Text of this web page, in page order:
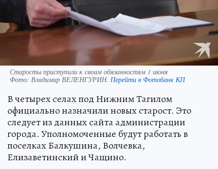
Старосты приступили к своим обязанностям 1 июня
Фото: Владимир ВЕЛЕНГУРИН. Перейти в Фотобанк КП
В четырех селах под Нижним Тагилом
официально назначили новых старост. Это
следует из данных сайта администрации
города. Уполномоченные будут работать в
поселках Балкушина, Волчевка,
Елизаветинский и Чащино.